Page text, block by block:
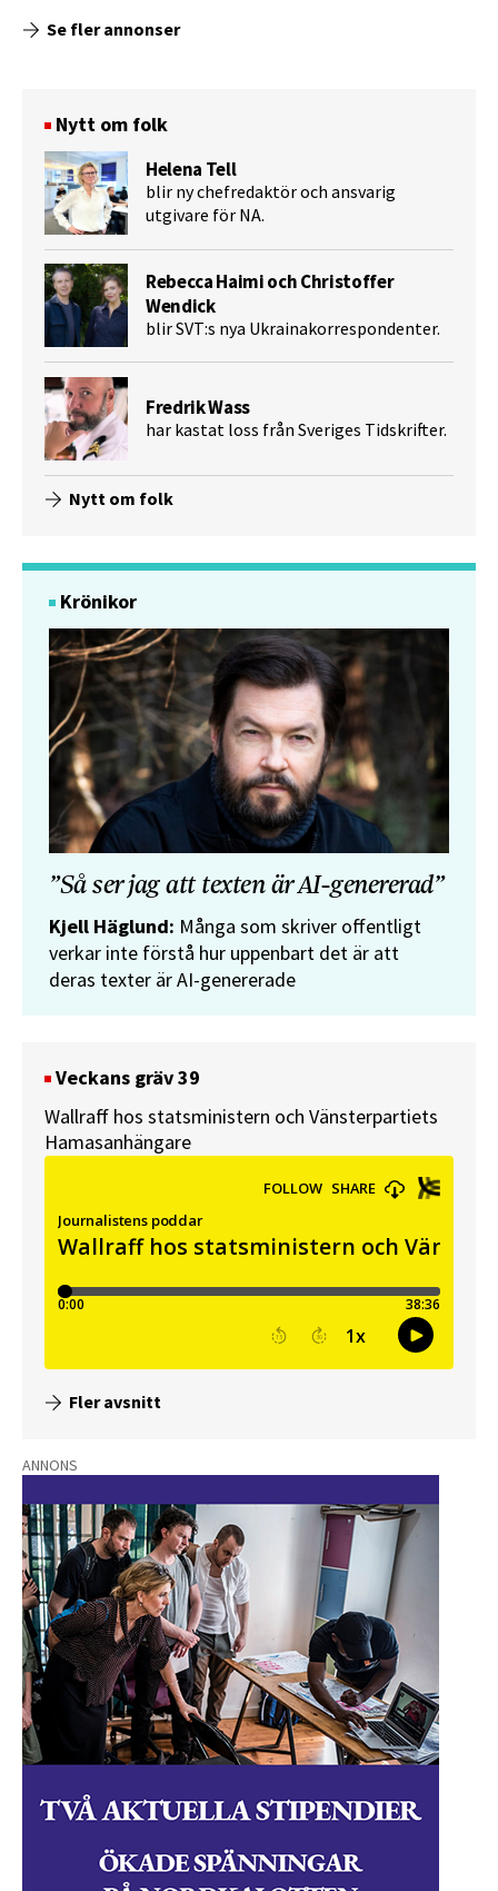
Se fler annonser
Nytt om folk
Helena Tell
blir ny chefredaktör och ansvarig
utgivare för NA.
Rebecca Haimi och Christoffer
Wendick
blir SVT:s nya Ukrainakorrespondenter.
Fredrik Wass
har kastat loss från Sveriges Tidskrifter.
Nytt om folk
Krönikor
”Så ser jag att texten är AI-genererad”
Kjell Häglund: Många som skriver offentligt
verkar inte förstå hur uppenbart det är att
deras texter är AI-genererade
Veckans gräv 39
Wallraff hos statsministern och Vänsterpartiets
Hamasanhängare
Fler avsnitt
ANNONS